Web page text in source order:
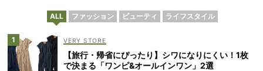
ALL ファッション ビューティ ライフスタイル
VERY STORE
【旅行・帰省にぴったり】シワになりにくい！1枚
で決まる「ワンピ&オールインワン」2選